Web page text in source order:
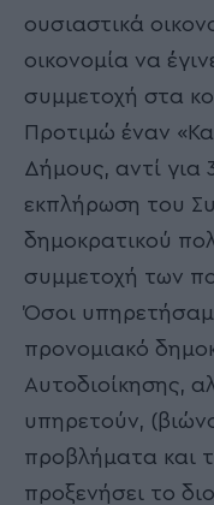
ουσιαστικά
οικονομία να
συμμετοχή στα
Προτιμώ έναν
Δήμους, αντί για
εκπλήρωση του
δημοκρατικού
συμμετοχή των
Όσοι
προνομιακό
Αυτοδιοίκησης,
υπηρετούν,
προβλήματα και
προξενήσει το